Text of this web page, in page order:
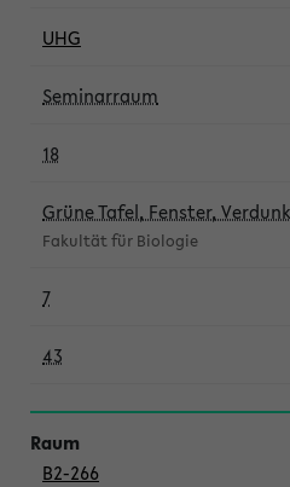
UHG
Seminarraum
18
Grüne Tafel, Fenster,
Fakultät für Biologie
7
43
B2-266